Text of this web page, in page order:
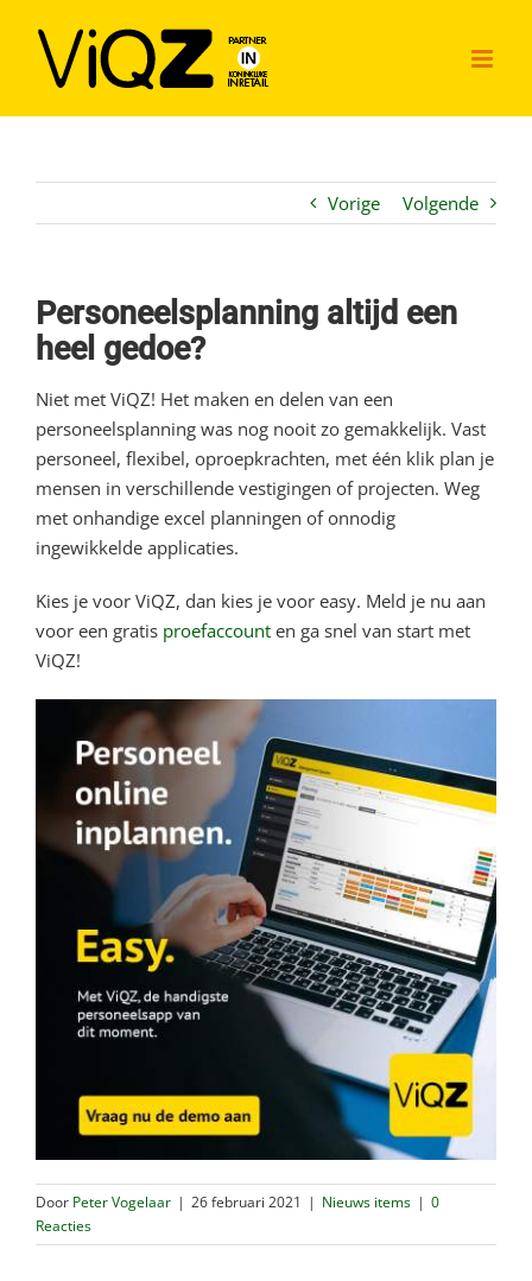
inhoud
Vorige Volgende
Personeelsplanning altijd een
heel gedoe?
Niet met ViQZ! Het maken en delen van een
personeelsplanning was nog nooit zo gemakkelijk. Vast
personeel, flexibel, oproepkrachten, met één klik plan je
mensen in verschillende vestigingen of projecten. Weg
met onhandige excel planningen of onnodig
ingewikkelde applicaties.
Kies je voor ViQZ, dan kies je voor easy. Meld je nu aan
voor een gratis proefaccounten ga snel van start met
ViQZ!
Door Peter Vogelaar | 26 februari 2021 | Nieuws items | 0
Reacties